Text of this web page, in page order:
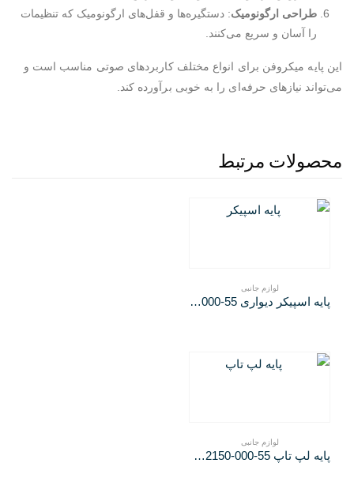
طراحی ارگونومیک: دستگیره‌ها و قفل‌های ارگونومیک که تنظیمات
را آسان و سریع می‌کنند.
این پایه میکروفن برای انواع مختلف کاربردهای صوتی مناسب است و
می‌تواند نیازهای حرفه‌ای را به خوبی برآورده کند.
محصولات مرتبط
لوازم جانبی
پایه اسپیکر دیواری K&M 24110-000-55
لوازم جانبی
پایه لپ تاپ K&M 12150-000-55